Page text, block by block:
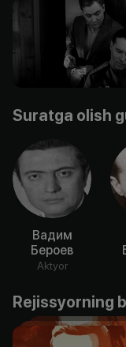
Suratga olish
Вадим
Бероев
Aktyor
Rejissyorning